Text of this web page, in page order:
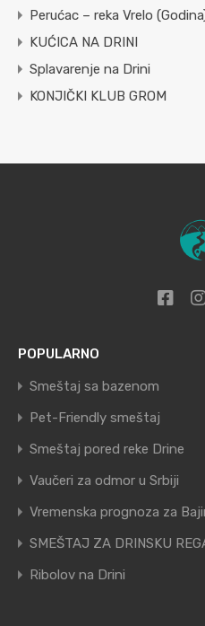
Perućac – reka Vrelo
KUĆICA NA DRINI
Splavarenje na Drini
KONJIČKI KLUB GROM
POPULARNO
Smeštaj sa bazenom
Pet-Friendly smeštaj
Smeštaj pored reke Drine
Vaučeri za odmor u Srbiji
Vremenska prognoza za
SMEŠTAJ ZA DRINSKU
Ribolov na Drini